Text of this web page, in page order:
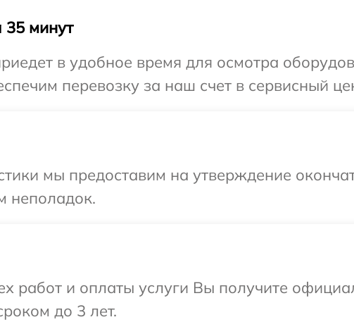
35 минут
в удобное время для осмотра
перевозку за наш счет в сервисный
мы предоставим на утверждение
неполадок.
работ и оплаты услуги Вы получите
до 3 лет.